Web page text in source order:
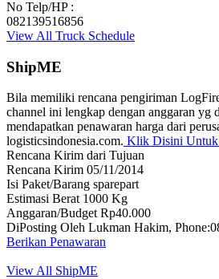
No Telp/HP :
082139516856
View All Truck Schedule
ShipME
Bila memiliki rencana pengiriman
channel ini lengkap dengan anggaran yg
mendapatkan penawaran harga dari
logisticsindonesia.com. Klik Disini Untuk
Rencana Kirim dari Tujuan
Rencana Kirim 05/11/2014
Isi Paket/Barang sparepart
Estimasi Berat 1000 Kg
Anggaran/Budget Rp40.000
DiPosting Oleh Lukman Hakim,
Berikan Penawaran
View All ShipME